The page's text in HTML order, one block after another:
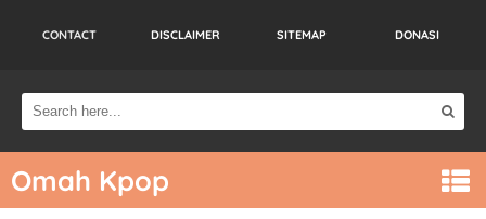
CONTACT DISCLAIMER SITEMAP DONASI
Omah Kpop